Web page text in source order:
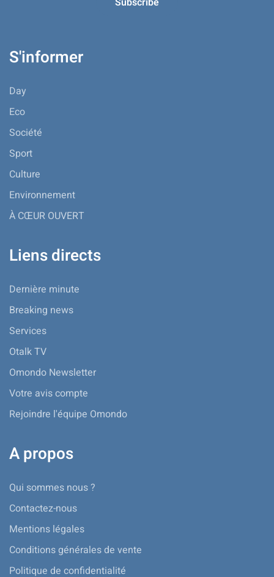
S'informer
Day
Eco
Société
Sport
Culture
Environnement
À CŒUR OUVERT
Liens directs
Dernière minute
Breaking news
Services
Otalk TV
Omondo Newsletter
Votre avis compte
Rejoindre l'équipe Omondo
A propos
Qui sommes nous ?
Contactez-nous
Mentions légales
Conditions générales de vente
Politique de confidentialité